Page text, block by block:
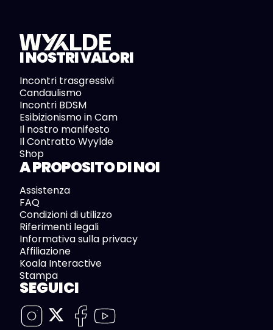
I NOSTRI VALORI
Incontri trasgressivi
Candaulismo
Incontri BDSM
Esibizionismo in Cam
Il nostro manifesto
Il Contratto Wyylde
Shop
A PROPOSITO DI NOI
Assistenza
FAQ
Condizioni di utilizzo
Riferimenti legali
Informativa sulla privacy
Affiliazione
Koala Interactive
Stampa
SEGUICI